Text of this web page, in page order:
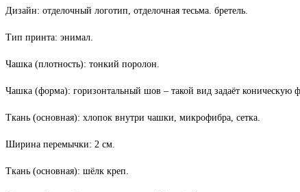
Дизайн: отделочный логотип, отделочная тесьма. бретель.
Тип принта: энимал.
Чашка (плотность): тонкий поролон.
Чашка (форма): горизонтальный шов – такой вид задаёт коническую
Ткань (основная): хлопок внутри чашки, микрофибра, сетка.
Ширина перемычки: 2 см.
Ткань (основная): шёлк креп.